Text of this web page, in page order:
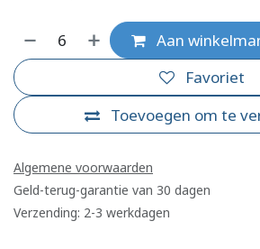
Aan
Toevoegen om te
Favoriet
Algemene voorwaarden
Geld-terug-garantie van 30 dagen
Verzending: 2-3 werkdagen